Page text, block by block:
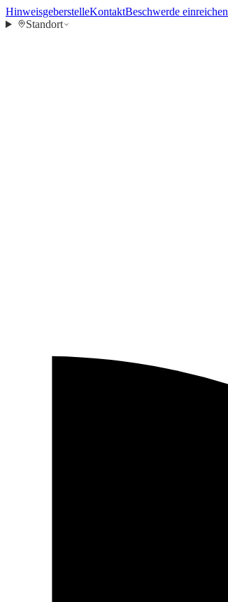
HinweisgeberstelleKontaktBeschwerde einreichen
Standort